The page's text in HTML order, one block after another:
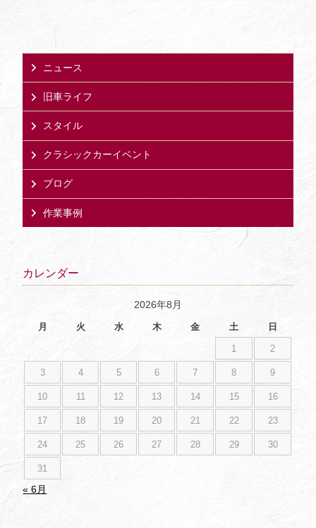
ニュース
旧車ライフ
スタイル
クラシックカーイベント
ブログ
作業事例
カレンダー
2026年8月
月 火 水 木 金 土 日
1 2
3 4 5 6 7 8 9
10 11 12 13 14 15 16
17 18 19 20 21 22 23
24 25 26 27 28 29 30
31
« 6月